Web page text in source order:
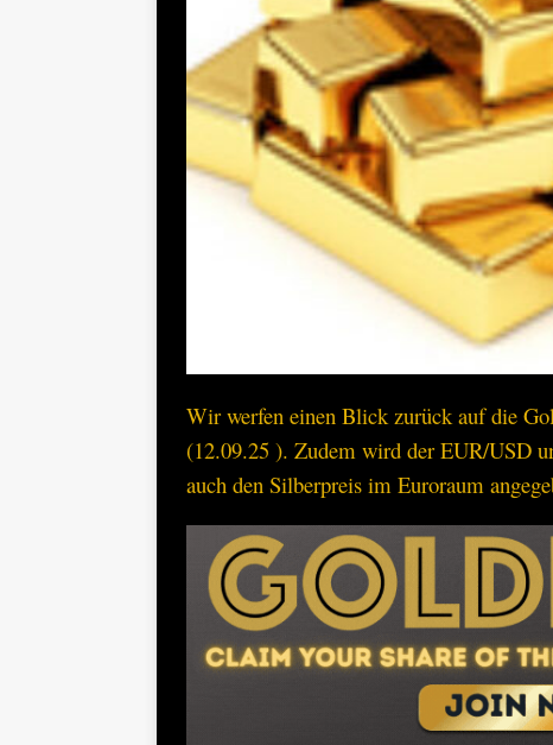
Wir werfen einen Blick zurück auf die
(12.09.25 ). Zudem wird der EUR/USD
auch den Silberpreis im Euroraum